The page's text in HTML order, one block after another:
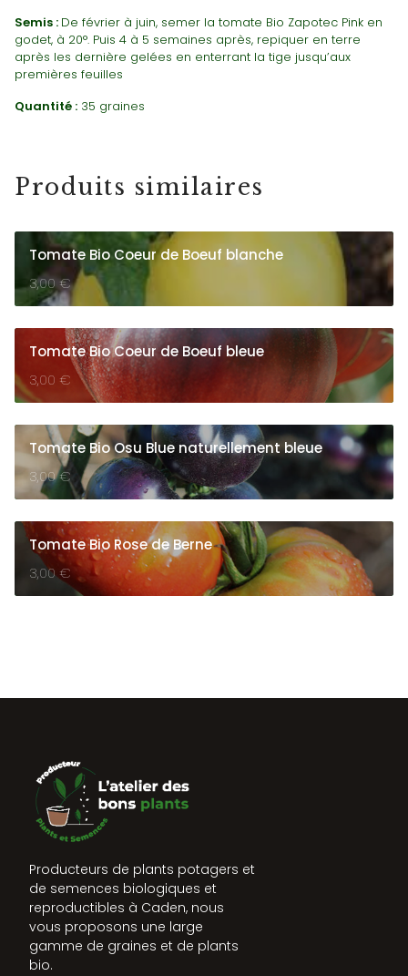
Semis : De février à juin, semer la tomate Bio Zapotec Pink en
godet, à 20°. Puis 4 à 5 semaines après, repiquer en terre
après les dernière gelées en enterrant la tige jusqu’aux
premières feuilles
Quantité : 35 graines
Produits similaires
Tomate Bio Coeur de Boeuf blanche
3,00€
Tomate Bio Coeur de Boeuf bleue
3,00 €
Tomate Bio Osu Blue naturellement bleue
3,00€
Tomate Bio Rose de Berne
3,00€
Producteurs de plants potagers et
de semences biologiques et
reproductibles à Caden, nous
vous proposons une large
gamme de graines et de plants
bio.